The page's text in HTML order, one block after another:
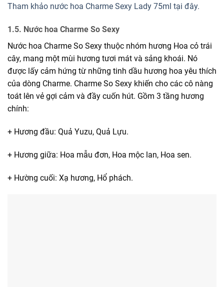
Tham khảo nước hoa Charme Sexy Lady 75ml tại đây.
1.5. Nước hoa Charme So Sexy
Nước hoa Charme So Sexy thuộc nhóm hương Hoa cỏ trái
cây, mang một mùi hương tươi mát và sảng khoái. Nó
được lấy cảm hứng từ những tinh dầu hương hoa yêu thích
của dòng Charme. Charme So Sexy khiến cho các cô nàng
toát lên vẻ gợi cảm và đầy cuốn hút. Gồm 3 tầng hương
chính:
+ Hương đầu: Quả Yuzu, Quả Lựu.
+ Hương giữa: Hoa mẫu đơn, Hoa mộc lan, Hoa sen.
+ Hường cuối: Xạ hương, Hổ phách.